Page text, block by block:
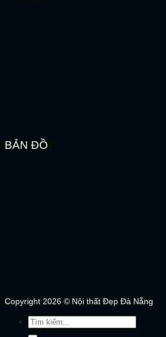
BẢN ĐỒ
Copyright 2026 © Nội thất Đẹp Đà Nẵng
Tìm
kiếm: